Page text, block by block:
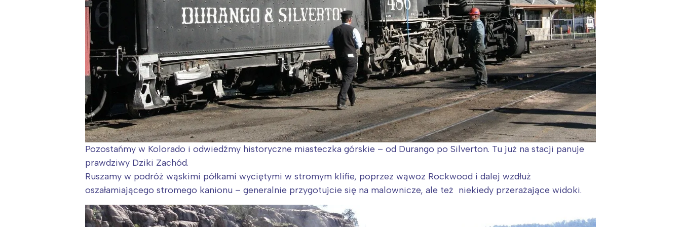
Pozostańmy w Kolorado i odwiedźmy historyczne miasteczka górskie – od Durango po Silverton. Tu już na stacji panuje
prawdziwy Dziki Zachód.
Ruszamy w podróż wąskimi półkami wyciętymi w stromym klifie, poprzez wąwoz Rockwood i dalej wzdłuż
oszałamiającego stromego kanionu – generalnie przygotujcie się na malownicze, ale też niekiedy przerażające widoki.